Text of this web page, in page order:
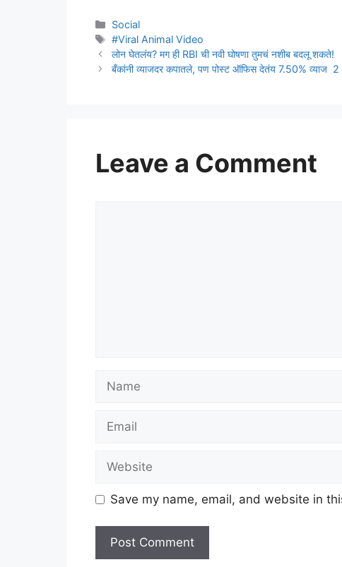
Categories
Social
Tags
#Viral Animal Video
लोन घेतलंय? मग ही RBI ची नवी घोषणा तुमचं नशीब बदलू शकते!
बँकांनी व्याजदर कपातले, पण पोस्ट ऑफिस देतंय 7.50% व्याज 2
Leave a Comment
Save my name, email, and website in